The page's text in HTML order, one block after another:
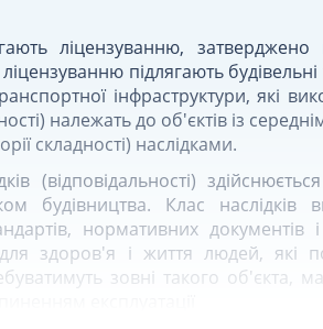
ліцензуванню, затверджено
підлягають
інфраструктури, які
належать до об'єктів із
складності) наслідками.
(відповідальності)
будівництва. Клас наслідків
нормативних документів
здоров'я і життя людей, які
зовні такого об'єкта,